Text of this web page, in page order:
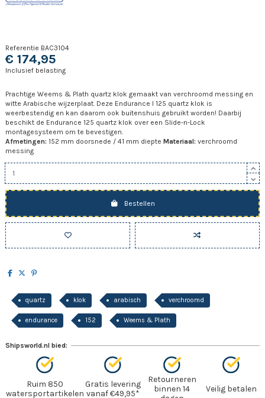
Referentie BAC3104
€ 174,95
Inclusief belasting
Prachtige Weems & Plath quartz klok gemaakt van verchroomd messing en
witte Arabische wijzerplaat. Deze Endurance I 125 quartz klok is
weerbestendig en kan daarom ook buitenshuis gebruikt worden! Daarbij
beschikt de Endurance 125 quartz klok over een Slide-n-Lock
montagesysteem om te bevestigen.
Afmetingen: 152 mm doorsnede / 41 mm diepte Materiaal: verchroomd
messing
Bestellen
quartz klok arabisch verchroomd
endurance 152 Weems & Plath
Shipsworld.nl bied:
Ruim 850
watersportartikelen
Gratis levering
vanaf €49,95*
Retourneren
binnen 14
Veilig betalen